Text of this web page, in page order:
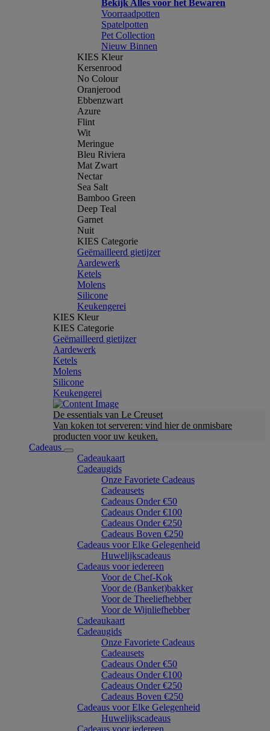
Bekijk Alles voor het Bewaren
Voorraadpotten
Spatelpotten
Pet Collection
Nieuw Binnen
KIES Kleur
Kersenrood
No Colour
Oranjerood
Ebbenzwart
Azure
Flint
Wit
Meringue
Bleu Riviera
Mat Zwart
Nectar
Sea Salt
Bamboo Green
Deep Teal
Garnet
Nuit
KIES Categorie
Geëmailleerd gietijzer
Aardewerk
Ketels
Molens
Silicone
Keukengerei
KIES Kleur
KIES Categorie
Geëmailleerd gietijzer
Aardewerk
Ketels
Molens
Silicone
Keukengerei
De essentials van Le Creuset
Van koken tot serveren: vind hier de onmisbare
producten voor uw keuken.
Cadeaus
Cadeaukaart
Cadeaugids
Onze Favoriete Cadeaus
Cadeausets
Cadeaus Onder €50
Cadeaus Onder €100
Cadeaus Onder €250
Cadeaus Boven €250
Cadeaus voor Elke Gelegenheid
Huwelijkscadeaus
Cadeaus voor iedereen
Voor de Chef-Kok
Voor de (Banket)bakker
Voor de Theeliefhebber
Voor de Wijnliefhebber
Cadeaukaart
Cadeaugids
Onze Favoriete Cadeaus
Cadeausets
Cadeaus Onder €50
Cadeaus Onder €100
Cadeaus Onder €250
Cadeaus Boven €250
Cadeaus voor Elke Gelegenheid
Huwelijkscadeaus
Cadeaus voor iedereen